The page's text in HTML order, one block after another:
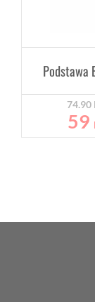
Podstawa
74.90
59